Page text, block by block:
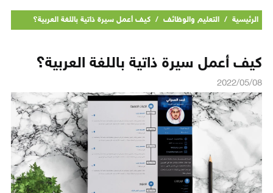
الرئيسية / التعليم والوظائف / كيف أعمل سيرة ذاتية باللغة العربية؟
كيف أعمل سيرة ذاتية باللغة العربية؟
2022/05/08